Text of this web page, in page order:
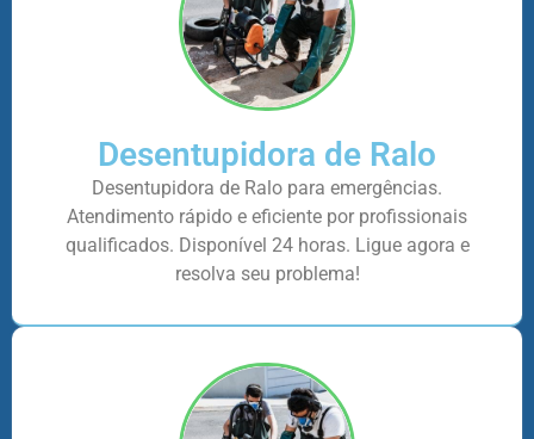
Desentupidora de Ralo
Desentupidora de Ralo para emergências.
Atendimento rápido e eficiente por profissionais
qualificados. Disponível 24 horas. Ligue agora e
resolva seu problema!